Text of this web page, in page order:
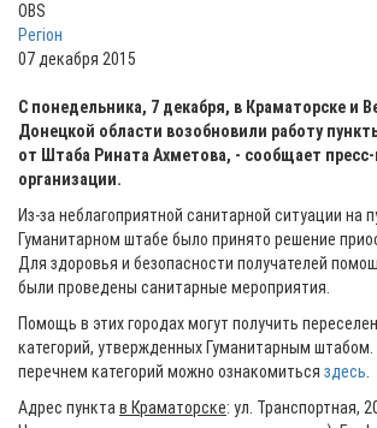
OBS
Регіон
07 декабря 2015
С понедельника, 7 декабря, в Краматорске и
Донецкой области возобновили работу
от Штаба Рината Ахметова, - сообщает
организации.
Из-за неблагоприятной санитарной ситуации на
Гуманитарном штабе было принято решение
Для здоровья и безопасности получателей
были проведены санитарные мероприятия.
Помощь в этих городах могут получить
категорий, утвержденных Гуманитарным
перечнем категорий можно ознакомиться здесь
Адрес пункта в Краматорске: ул. Транспортная,